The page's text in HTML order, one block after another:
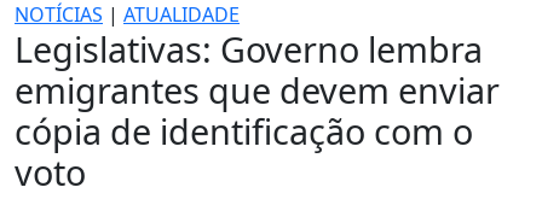
NOTÍCIAS | ATUALIDADE
Legislativas: Governo lembra
emigrantes que devem enviar
cópia de identificação com o
voto